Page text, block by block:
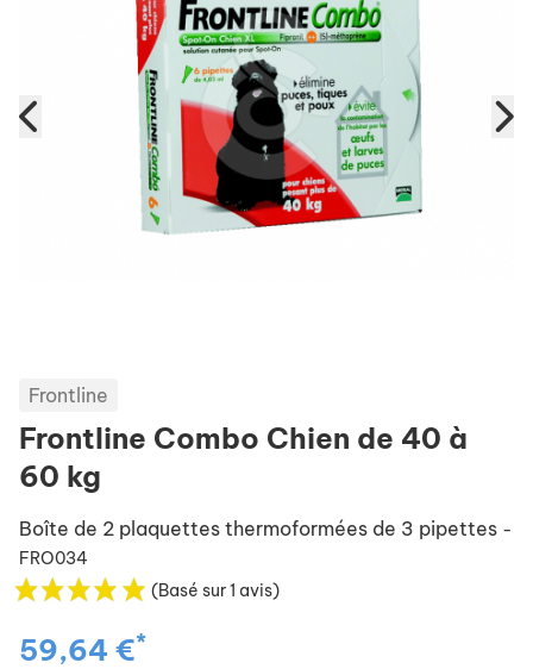
Frontline
Frontline Combo Chien de 40 à
60 kg
Boîte de 2 plaquettes thermoformées de 3 pipettes -
FRO034
(Basé sur 1 avis)
59,64 €*